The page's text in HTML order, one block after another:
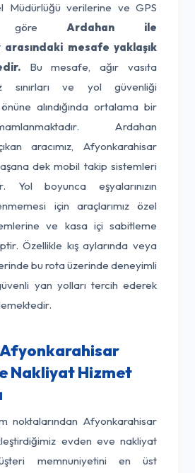
Müdürlüğü verilerine ve GPS
göreArdahan ile
mesafe yaklaşık
Bu mesafe, ağır vasıta
sınırları ve yol güvenliği
alındığında ortalama bir
Ardahan
aracımız, Afyonkarahisar
dek mobil takip sistemleri
Yol boyunca eşyalarınızın
için araçlarımız özel
ve kasa içi sabitleme
Özellikle kış aylarında veya
bu rota üzerinde deneyimli
yan yolları tercih ederek
Nakliyat Hizmet
noktalarından Afyonkarahisar
evden eve nakliyat
memnuniyetini en üst